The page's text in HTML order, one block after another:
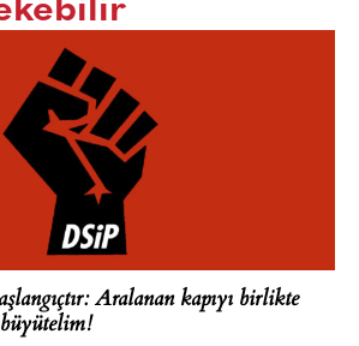
Aralanan kapıyı birlikte